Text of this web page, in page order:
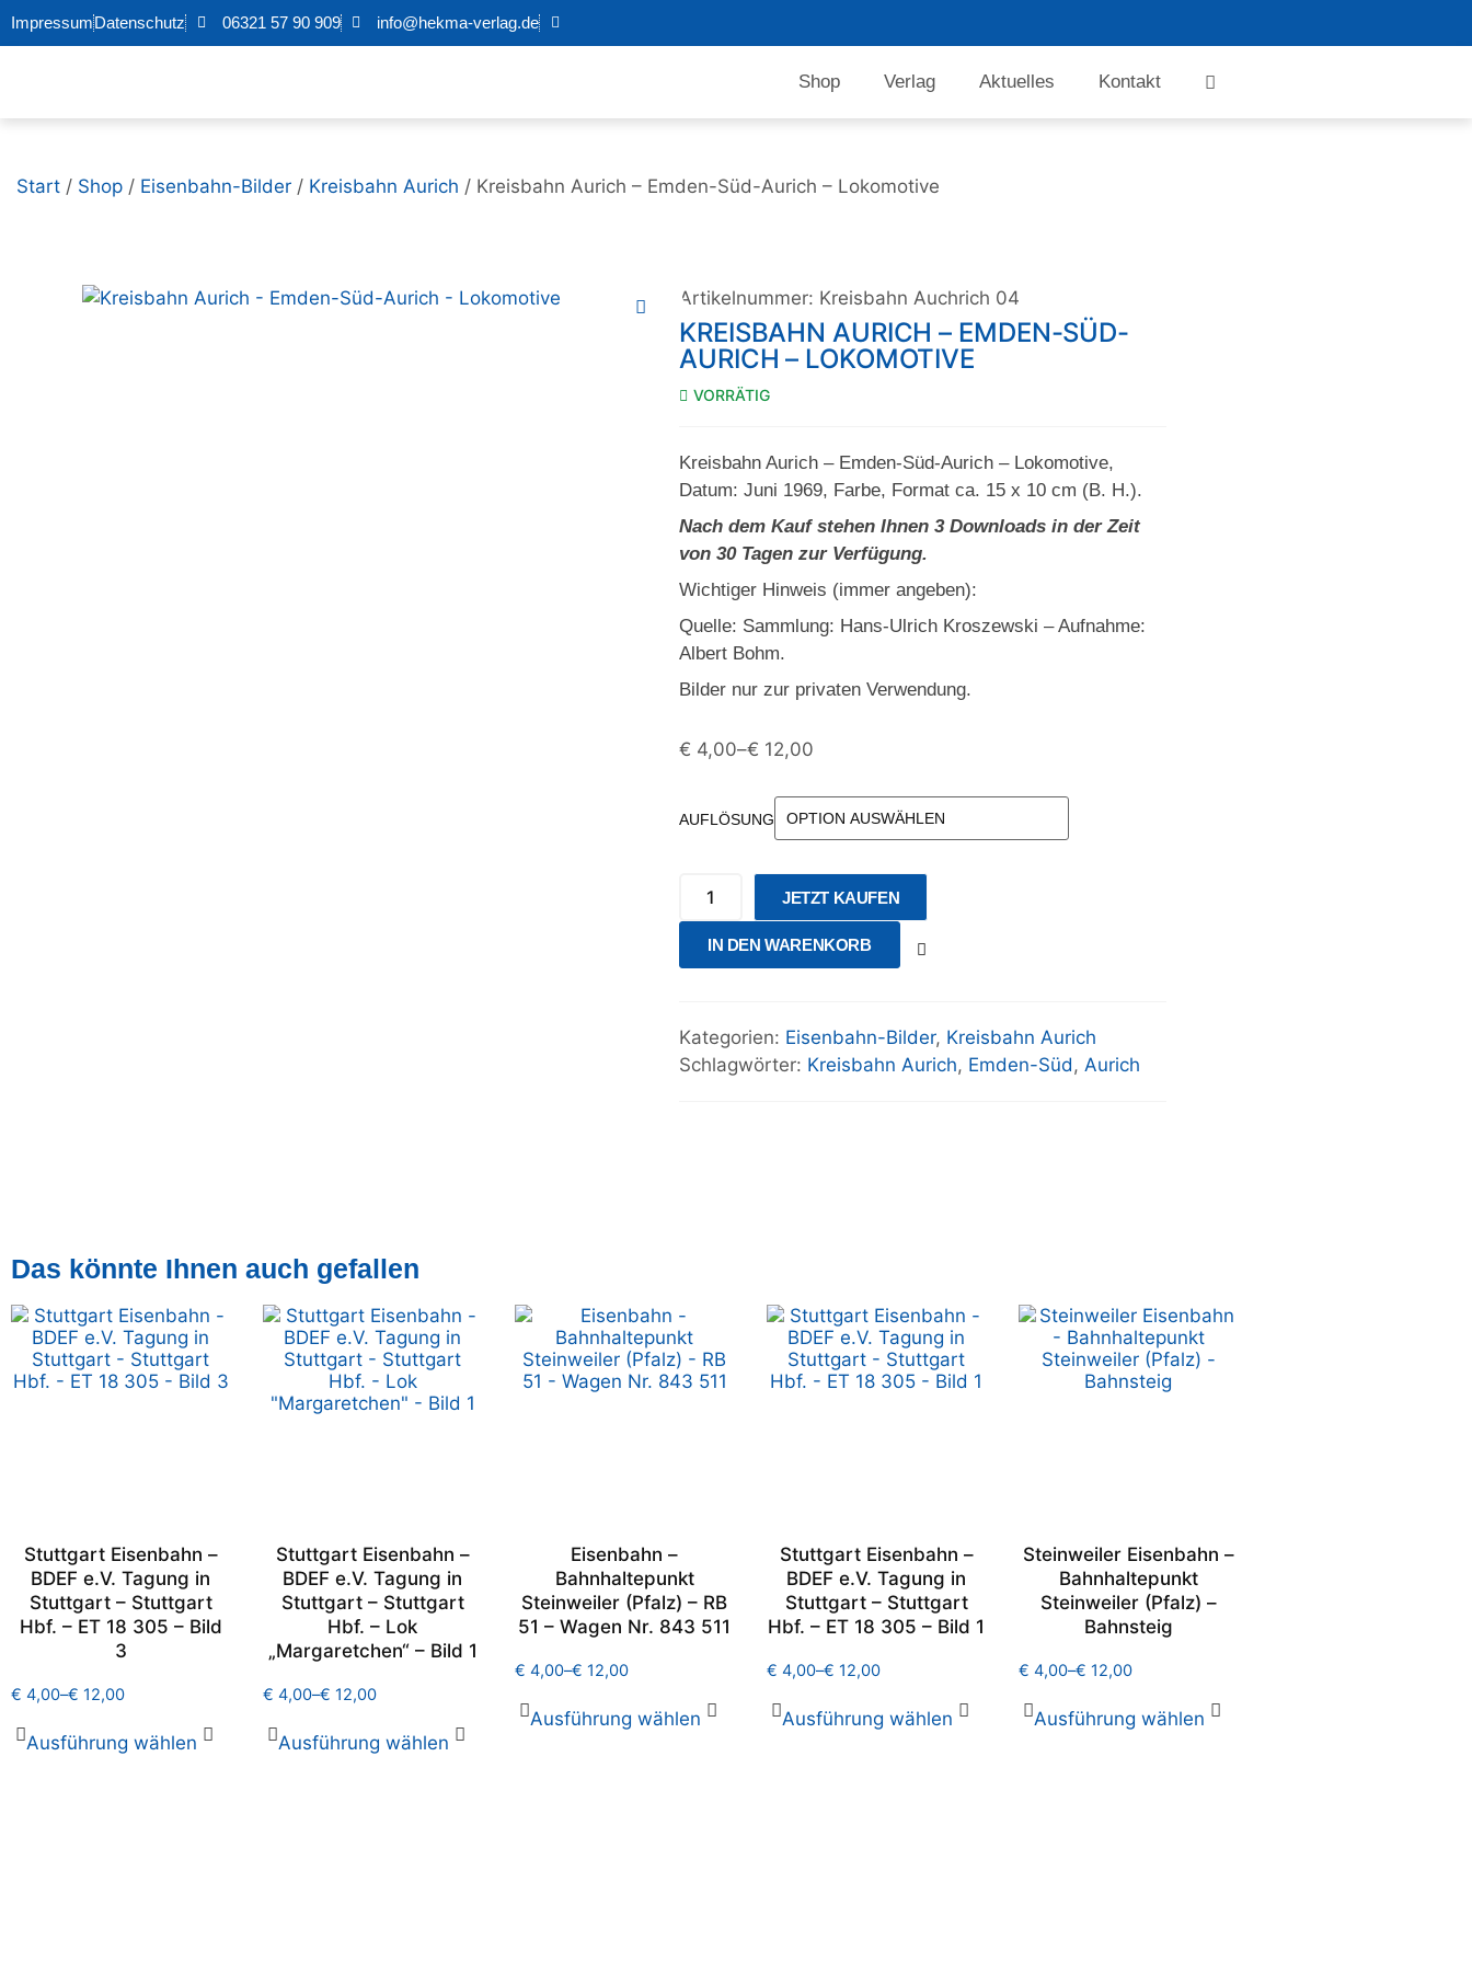
ImpressumDatenschutz 06321 57 90 909 info@hekma-verlag.de
Shop Verlag Aktuelles Kontakt
Start / Shop / Eisenbahn-Bilder / Kreisbahn Aurich / Kreisbahn Aurich – Emden-Süd-Aurich – Lokomotive
Artikelnummer: Kreisbahn Auchrich 04
KREISBAHN AURICH – EMDEN-SÜD-
AURICH – LOKOMOTIVE
VORRÄTIG
Kreisbahn Aurich – Emden-Süd-Aurich – Lokomotive,
Datum: Juni 1969, Farbe, Format ca. 15 x 10 cm (B. H.).
Nach dem Kauf stehen Ihnen 3 Downloads in der Zeit
von 30 Tagen zur Verfügung.
Wichtiger Hinweis (immer angeben):
Quelle: Sammlung: Hans-Ulrich Kroszewski – Aufnahme:
Albert Bohm.
Bilder nur zur privaten Verwendung.
€ 4,00–€ 12,00
AUFLÖSUNG
JETZT KAUFEN
IN DEN WARENKORB
Kategorien: Eisenbahn-Bilder, Kreisbahn Aurich
Schlagwörter: Kreisbahn Aurich, Emden-Süd, Aurich
Das könnte Ihnen auch gefallen
Stuttgart Eisenbahn –
BDEF e.V. Tagung in
Stuttgart – Stuttgart
Hbf. – ET 18 305 – Bild
3
€ 4,00–€ 12,00
Ausführung wählen
Stuttgart Eisenbahn –
BDEF e.V. Tagung in
Stuttgart – Stuttgart
Hbf. – Lok
„Margaretchen“ – Bild 1
€ 4,00–€ 12,00
Ausführung wählen
Eisenbahn –
Bahnhaltepunkt
Steinweiler (Pfalz) – RB
51 – Wagen Nr. 843 511
€ 4,00–€ 12,00
Ausführung wählen
Stuttgart Eisenbahn –
BDEF e.V. Tagung in
Stuttgart – Stuttgart
Hbf. – ET 18 305 – Bild 1
€ 4,00–€ 12,00
Ausführung wählen
Steinweiler Eisenbahn –
Bahnhaltepunkt
Steinweiler (Pfalz) –
Bahnsteig
€ 4,00–€ 12,00
Ausführung wählen